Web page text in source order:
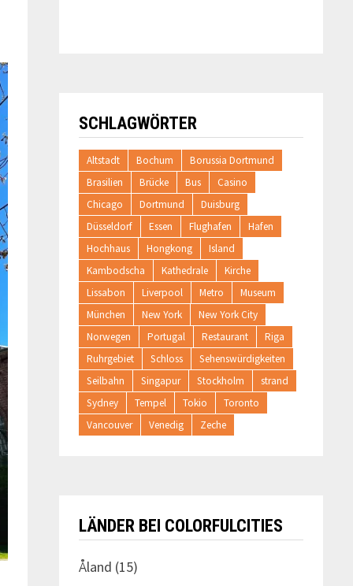
SCHLAGWÖRTER
Altstadt Bochum
Borussia Dortmund
Brasilien
Brücke Bus
Casino
Chicago
Dortmund
Duisburg
Düsseldorf
Essen Flughafen
Hafen
Hochhaus
Hongkong
Island
Kambodscha
Kathedrale
Kirche
Lissabon
Liverpool Metro
Museum
München
New York
New York City
Norwegen
Portugal Restaurant
Riga
Ruhrgebiet
Schloss
Sehenswürdigkeiten
Seilbahn
Singapur Stockholm
strand
Sydney
Tempel Tokio
Toronto
Vancouver
Venedig Zeche
LÄNDER BEI COLORFULCITIES
Åland (15)